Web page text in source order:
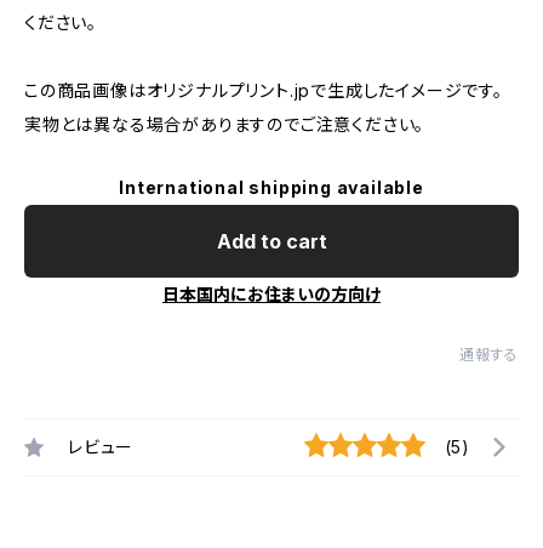
ください。
この商品画像はオリジナルプリント.jpで生成したイメージです。
実物とは異なる場合がありますのでご注意ください。
International shipping available
Add to cart
日本国内にお住まいの方向け
通報する
レビュー (5)